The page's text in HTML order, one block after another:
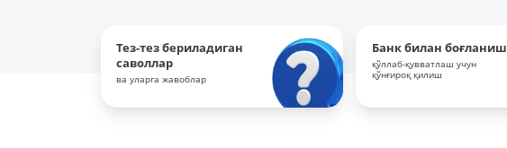
Тез-тез бериладиган
саволлар
ва уларга жавоблар
Банк билан боғланиш
қўллаб-қувватлаш учун
қўнғироқ қилиш